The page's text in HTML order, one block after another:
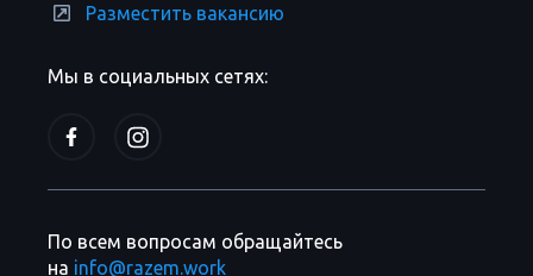
Мы в социальных сетях:
Разместить вакансию
По всем вопросам обращайтесь
на info@razem.work